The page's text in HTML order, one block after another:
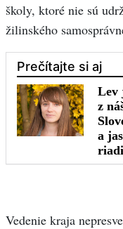
školy, ktoré nie sú
žilinského
Vedenie kraja